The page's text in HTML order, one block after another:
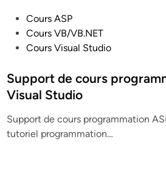
e
d
n
Cours ASP
Cours VB/VB.NET
Cours Visual Studio
Support de cours
Visual Studio
Support de cours programmation
tutoriel programmation…